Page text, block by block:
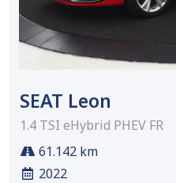
SEAT Leon
1.4 TSI eHybrid PHEV FR
61.142 km
2022